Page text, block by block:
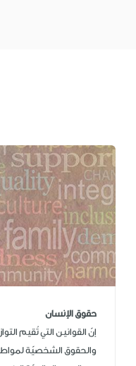
حقوق الإنسان
إنّ القوانين التي تُقيم
والحقوق الشخصيّة